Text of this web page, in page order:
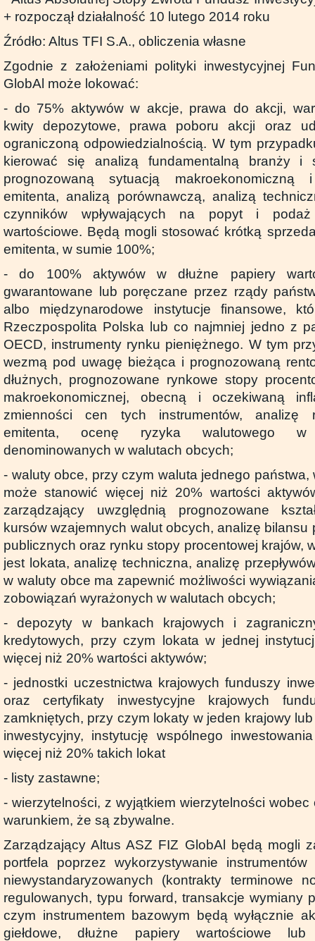
+ rozpoczął działalność 10 lutego 2014 roku
Źródło: Altus TFI S.A., obliczenia własne
Zgodnie z założeniami polityki inwestycyjnej
GlobAl może lokować:
- do 75% aktywów w akcje, prawa do akcji,
kwity depozytowe, prawa poboru akcji oraz
ograniczoną odpowiedzialnością. W tym
kierować się analizą fundamentalną branży i
prognozowaną sytuacją
emitenta, analizą porównawczą, analizą
czynników wpływających na popyt i
wartościowe. Będą mogli stosować krótką
emitenta, w sumie 100%;
- do 100% aktywów w dłużne papiery
gwarantowane lub poręczane przez rządy
albo międzynarodowe instytucje finansowe,
Rzeczpospolita Polska lub co najmniej jedno z
OECD, instrumenty rynku pieniężnego. W tym
wezmą pod uwagę bieżąca i prognozowaną
dłużnych, prognozowane rynkowe stopy
makroekonomicznej, obecną i oczekiwaną
zmienności cen tych instrumentów, analizę
emitenta, ocenę ryzyka walutowego
denominowanych w walutach obcych;
- waluty obce, przy czym waluta jednego państwa,
może stanowić więcej niż 20% wartości
zarządzający uwzględnią prognozowane
kursów wzajemnych walut obcych, analizę bilansu
publicznych oraz rynku stopy procentowej krajów,
jest lokata, analizę techniczna, analizę
w waluty obce ma zapewnić możliwości
zobowiązań wyrażonych w walutach obcych;
- depozyty w bankach krajowych i
kredytowych, przy czym lokata w jednej
więcej niż 20% wartości aktywów;
- jednostki uczestnictwa krajowych funduszy
oraz certyfikaty inwestycyjne krajowych
zamkniętych, przy czym lokaty w jeden krajowy
inwestycyjny, instytucję wspólnego
więcej niż 20% takich lokat
- listy zastawne;
- wierzytelności, z wyjątkiem wierzytelności
warunkiem, że są zbywalne.
Zarządzający Altus ASZ FIZ GlobAl będą mogli
portfela poprzez wykorzystywanie
niewystandaryzowanych (kontrakty terminowe
regulowanych, typu forward, transakcje wymiany
czym instrumentem bazowym będą wyłącznie
giełdowe, dłużne papiery wartościowe